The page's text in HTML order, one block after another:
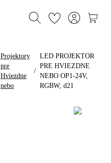
Projektory
pre
Hviezdne
nebo
/
LED PROJEKTOR
PRE HVIEZDNE
NEBO OP1-24V,
RGBW, d21